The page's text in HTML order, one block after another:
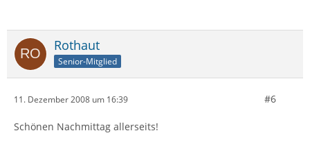
Rothaut
Senior-Mitglied
11. Dezember 2008 um 16:39 #6
Schönen Nachmittag allerseits!